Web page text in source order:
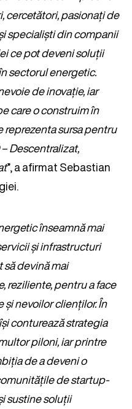
cercetători, pasionați de
specialiști din companii
ce pot deveni soluții
sectorul energetic.
de inovație, iar
care o construim în
sursa pentru
Descentralizat,
”, a afirmat Sebastian
înseamnă mai
și infrastructuri
să devină mai
reziliente, pentru a face
și nevoilor clienților. În
conturează strategia
piloni, iar printre
de a deveni o
de startup-
sustine soluții